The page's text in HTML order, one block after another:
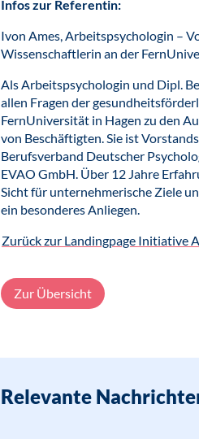
Infos zur Referentin:
Ivon Ames, Arbeitspsychologin –
Wissenschaftlerin an der
Als Arbeitspsychologin und Dipl.
allen Fragen der
FernUniversität in Hagen zu den
von Beschäftigten. Sie ist
Berufsverband Deutscher
EVAO GmbH. Über 12 Jahre
Sicht für unternehmerische Ziele
ein besonderes Anliegen.
Zurück zur Landingpage Initiative
Zur Übersicht
Relevante